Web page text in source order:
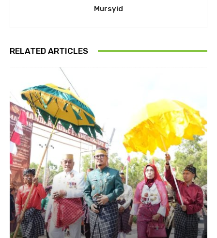
Mursyid
RELATED ARTICLES